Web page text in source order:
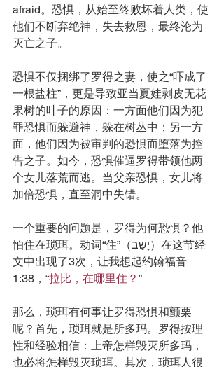
afraid。恐惧，从始至终败坏着人类，使
他们不断弃绝神，失去救恩，最终沦为
灭亡之子。
恐惧不仅捆绑了罗得之妻，使之“吓成了
一根盐柱”，更是导致亚当夏娃剥皮无花
果树的叶子的原因：一方面他们因为犯
罪恐惧而躲避神，躲在树丛中；另一方
面，他们因为被审判的恐惧而堕落为控
告之子。如今，恐惧催逼罗得带领他两
个女儿落荒而逃。当父亲恐惧，女儿将
加倍恐惧，直至洞中失错。
一个重要的问题是，罗得为何恐惧？他
怕住在琐珥。动词“住”（יָשַׁב）在这节经
文中出现了3次，让我想起约翰福音
1:38，“拉比，在哪里住？ ”
那么，琐珥有何事让罗得恐惧和颤栗
呢？首先，琐珥就是所多玛。罗得按理
性和经验相信：上帝怎样毁灭所多玛，
也必将怎样毁灭琐珥。其次，琐珥人很